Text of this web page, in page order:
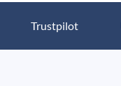
Trustpilot